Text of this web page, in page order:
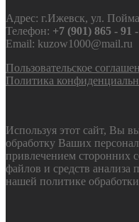
Адрес: г.Ижевск, ул.
Телефон: +7 (901) 865 - 91
Email: kuzow1000@mail.ru
Пользовательское
Политика
Используя этот сайт, Вы
обработку Ваших
привлечением сторонних
файлов и средств анализа
нашей политике